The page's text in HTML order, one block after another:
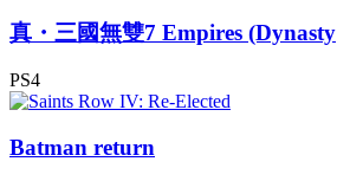
真・三國無雙7 Empires (Dynasty
PS4
Batman return